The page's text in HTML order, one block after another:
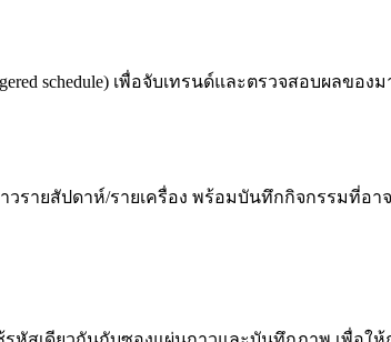
schedule) เพื่อจับเทรนด์และตรวจสอบผลของ
รายสัปดาห์/รายเครื่อง พร้อมบันทึกกิจกรรมที่อา